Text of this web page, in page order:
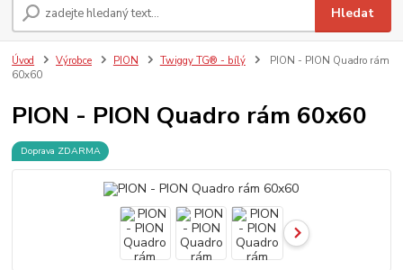
Hledat
Úvod Výrobce PION Twiggy TG® - bílý
PION - PION Quadro rám
60x60
PION - PION Quadro rám 60x60
Doprava ZDARMA